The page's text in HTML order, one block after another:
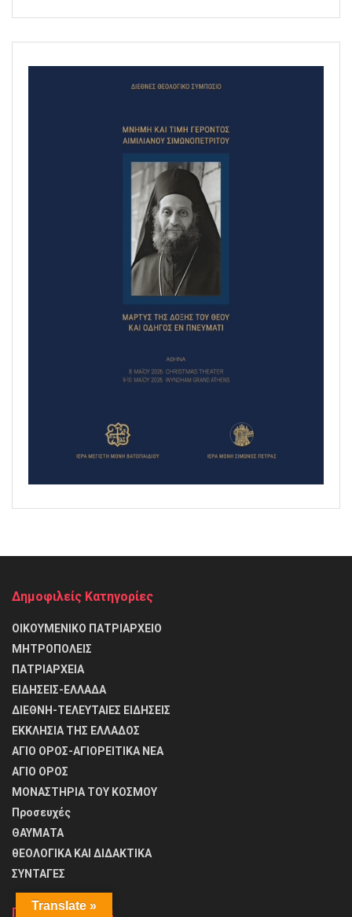
Δημοφιλείς Κατηγορίες
ΟΙΚΟΥΜΕΝΙΚΟ ΠΑΤΡΙΑΡΧΕΙΟ
ΜΗΤΡΟΠΟΛΕΙΣ
ΠΑΤΡΙΑΡΧΕΙΑ
ΕΙΔΗΣΕΙΣ-ΕΛΛΑΔΑ
ΔΙΕΘΝΗ-ΤΕΛΕΥΤΑΙΕΣ ΕΙΔΗΣΕΙΣ
ΕΚΚΛΗΣΙΑ ΤΗΣ ΕΛΛΑΔΟΣ
ΑΓΙΟ ΟΡΟΣ-ΑΓΙΟΡΕΙΤΙΚΑ ΝΕΑ
ΑΓΙΟ ΟΡΟΣ
ΜΟΝΑΣΤΗΡΙΑ ΤΟΥ ΚΟΣΜΟΥ
Προσευχές
ΘΑΥΜΑΤΑ
θΕΟΛΟΓΙΚΑ ΚΑΙ ΔΙΔΑΚΤΙΚΑ
ΣΥΝΤΑΓΕΣ
Πρόσφατα άρθρα
Translate »